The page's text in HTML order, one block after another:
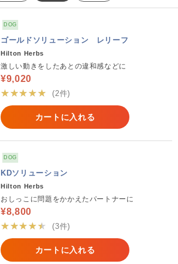
DOG
ゴールドソリューション レリーフ
Hilton Herbs
激しい動きをしたあとの違和感などに
¥9,020
★★★★★
(2件)
カートに入れる
DOG
KDソリューション
Hilton Herbs
おしっこに問題をかかえたパートナーに
¥8,800
★★★★★
(3件)
カートに入れる